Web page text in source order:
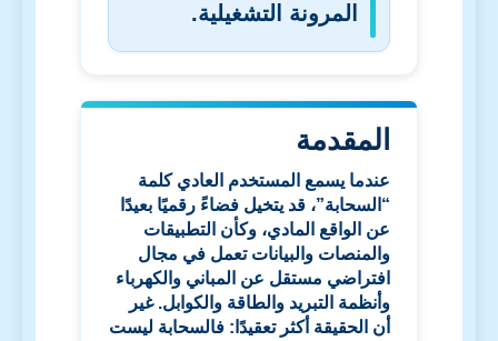
المرونة التشغيلية.
المقدمة
عندما يسمع المستخدم العادي كلمة
“السحابة”، قد يتخيل فضاءً رقميًا بعيدًا
عن الواقع المادي، وكأن التطبيقات
والمنصات والبيانات تعمل في مجال
افتراضي مستقل عن المباني والكهرباء
وأنظمة التبريد والطاقة والكوابل. غير
أن الحقيقة أكثر تعقيدًا: فالسحابة ليست